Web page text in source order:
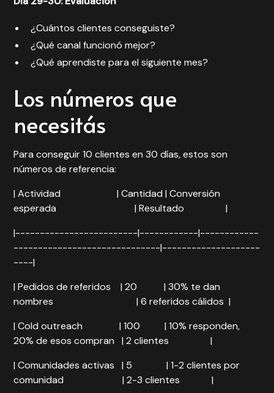
¿Cuántos clientes conseguiste?
¿Qué canal funcionó mejor?
¿Qué aprendiste para el siguiente mes?
Los números que
necesitás
Para conseguir 10 clientes en 30 días, estos son
números de referencia:
| Actividad | Cantidad | Conversión
esperada | Resultado |
|-------------------------|------------|------------
------------------------------|--------------------
----|
| Pedidos de referidos | 20 | 30% te dan
nombres | 6 referidos cálidos |
| Cold outreach | 100 | 10% responden,
20% de esos compran | 2 clientes |
| Comunidades activas | 5 | 1-2 clientes por
comunidad | 2-3 clientes |